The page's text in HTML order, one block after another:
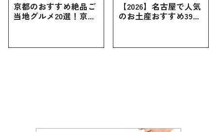
京都のおすすめ絶品ご
当地グルメ20選！京都
【2026】名古屋で人気
のお土産おすすめ39選
お土産・ばらまき用ま